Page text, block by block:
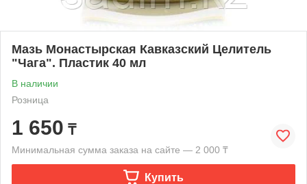
Мазь Монастырская Кавказский Целитель
"Чага". Пластик 40 мл
В наличии
Розница
1 650 ₸
Минимальная сумма заказа на сайте — 2 000 ₸
Купить